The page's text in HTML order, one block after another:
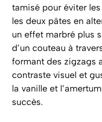
tamisé pour éviter
les deux pâtes en
un effet marbré plus
d’un couteau à
formant des zigzags
contraste visuel et
la vanille et
succès.